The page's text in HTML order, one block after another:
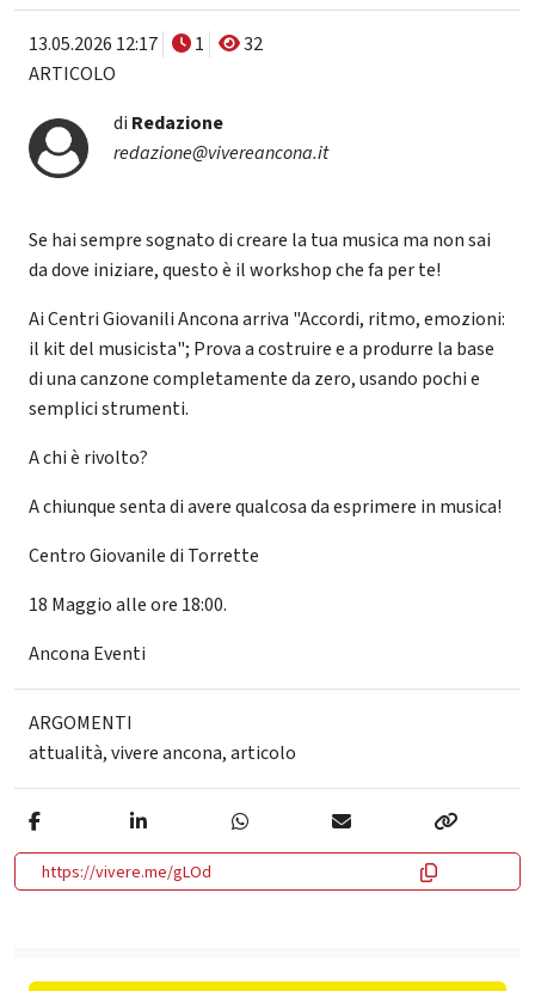
13.05.2026 12:17 1
32
ARTICOLO
di Redazione
redazione@vivereancona.it
Se hai sempre sognato di creare la tua musica ma non sai
da dove iniziare, questo è il workshop che fa per te!
Ai Centri Giovanili Ancona arriva "Accordi, ritmo, emozioni:
il kit del musicista"; Prova a costruire e a produrre la base
di una canzone completamente da zero, usando pochi e
semplici strumenti.
A chi è rivolto?
A chiunque senta di avere qualcosa da esprimere in musica!
Centro Giovanile di Torrette
18 Maggio alle ore 18:00.
Ancona Eventi
ARGOMENTI
attualità,vivere ancona,articolo
https://vivere.me/gLOd